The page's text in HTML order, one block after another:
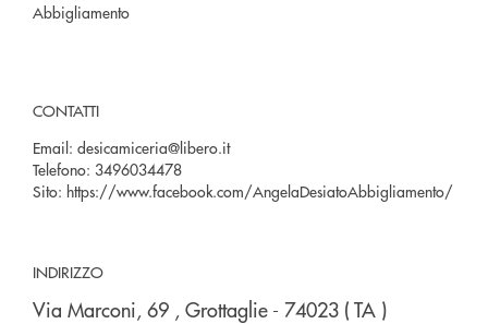
Abbigliamento
CONTATTI
Email: desicamiceria@libero.it
Telefono: 3496034478
Sito: https://www.facebook.com/AngelaDesiatoAbbigliamento/
INDIRIZZO
Via Marconi, 69 , Grottaglie - 74023 ( TA )